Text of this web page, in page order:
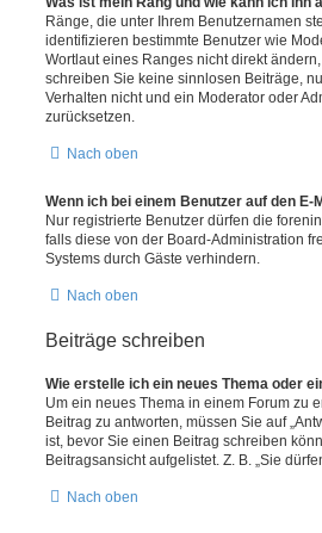
Ränge, die unter Ihrem Benutzernamen
identifizieren bestimmte Benutzer wie
Wortlaut eines Ranges nicht direkt
schreiben Sie keine sinnlosen Beiträge,
Verhalten nicht und ein Moderator oder
zurücksetzen.
Nach oben
Wenn ich bei einem Benutzer auf den
Nur registrierte Benutzer dürfen die
falls diese von der Board-Administration
Systems durch Gäste verhindern.
Nach oben
Beiträge schreiben
Wie erstelle ich ein neues Thema oder
Um ein neues Thema in einem Forum zu
Beitrag zu antworten, müssen Sie auf
ist, bevor Sie einen Beitrag schreiben
Beitragsansicht aufgelistet. Z. B. „Sie
Nach oben